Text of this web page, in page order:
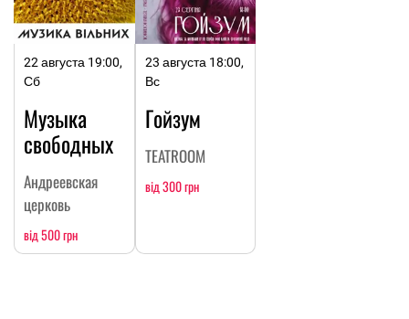
22 августа 19:00,
Сб
Музыка
свободных
Андреевская
церковь
від 500 грн
23 августа 18:00,
Вс
Гойзум
TEATROOM
від 300 грн